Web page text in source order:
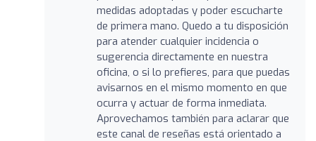
medidas adoptadas y poder escucharte
de primera mano. Quedo a tu disposición
para atender cualquier incidencia o
sugerencia directamente en nuestra
oficina, o si lo prefieres, para que puedas
avisarnos en el mismo momento en que
ocurra y actuar de forma inmediata.
Aprovechamos también para aclarar que
este canal de reseñas está orientado a